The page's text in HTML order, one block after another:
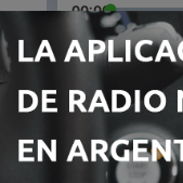
00:00
Episodios
1 - Fútbol
27 abr. 2021